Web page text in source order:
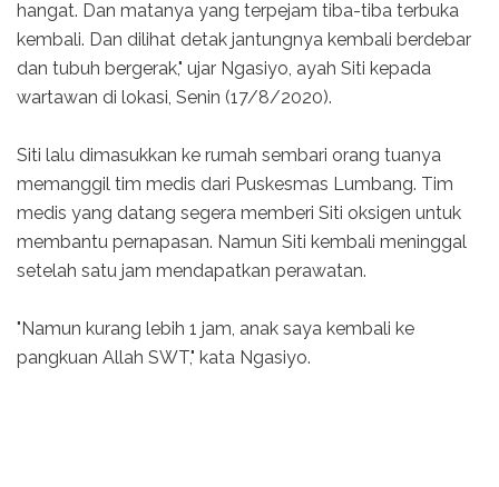
hangat. Dan matanya yang terpejam tiba-tiba terbuka
kembali. Dan dilihat detak jantungnya kembali berdebar
dan tubuh bergerak," ujar Ngasiyo, ayah Siti kepada
wartawan di lokasi, Senin (17/8/2020).
Siti lalu dimasukkan ke rumah sembari orang tuanya
memanggil tim medis dari Puskesmas Lumbang. Tim
medis yang datang segera memberi Siti oksigen untuk
membantu pernapasan. Namun Siti kembali meninggal
setelah satu jam mendapatkan perawatan.
"Namun kurang lebih 1 jam, anak saya kembali ke
pangkuan Allah SWT," kata Ngasiyo.